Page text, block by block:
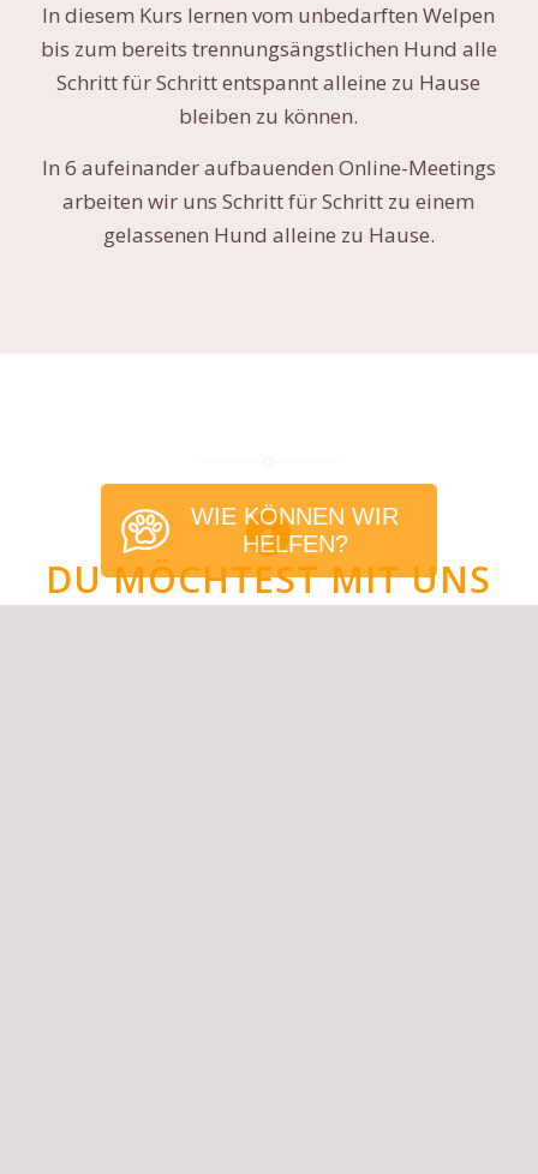
WIE KÖNNEN WIR
HELFEN?
In diesem Kurs lernen vom unbedarften Welpen
bis zum bereits trennungsängstlichen Hund alle
Schritt für Schritt entspannt alleine zu Hause
bleiben zu können.
In 6 aufeinander aufbauenden Online-Meetings
arbeiten wir uns Schritt für Schritt zu einem
gelassenen Hund alleine zu Hause.
DU MÖCHTEST MIT UNS
TRAINIEREN?